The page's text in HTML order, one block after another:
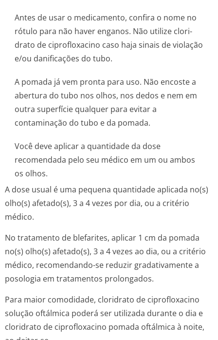
Antes de usar o medicamento, confira o nome no
rótulo para não haver enganos. Não utilize clori-
drato de ciprofloxacino caso haja sinais de violação
e/ou danificações do tubo.
A pomada já vem pronta para uso. Não encoste a
abertura do tubo nos olhos, nos dedos e nem em
outra superfície qualquer para evitar a
contaminação do tubo e da pomada.
Você deve aplicar a quantidade da dose
recomendada pelo seu médico em um ou ambos
os olhos.
A dose usual é uma pequena quantidade aplicada no(s)
olho(s) afetado(s), 3 a 4 vezes por dia, ou a critério
médico.
No tratamento de blefarites, aplicar 1 cm da pomada
no(s) olho(s) afetado(s), 3 a 4 vezes ao dia, ou a critério
médico, recomendando-se reduzir gradativamente a
posologia em tratamentos prolongados.
Para maior comodidade, cloridrato de ciprofloxacino
solução oftálmica poderá ser utilizada durante o dia e
cloridrato de ciprofloxacino pomada oftálmica à noite,